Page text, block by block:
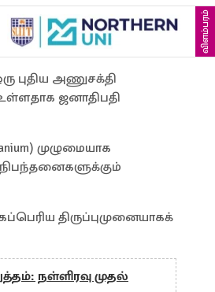
விளம்பரம்
புதிய அணுசக்தி
ஜனாதிபதி
முழுமையாக
திருப்புமுனையாகக்
நள்ளிரவு முதல்